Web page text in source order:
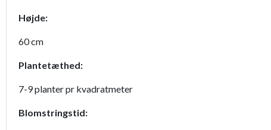
Højde:
60 cm
Plantetæthed:
7-9 planter pr kvadratmeter
Blomstringstid: